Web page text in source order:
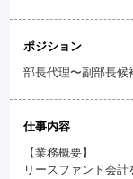
ポジション
部長代理〜副部長候
仕事内容
【業務概要】
リースファンド会